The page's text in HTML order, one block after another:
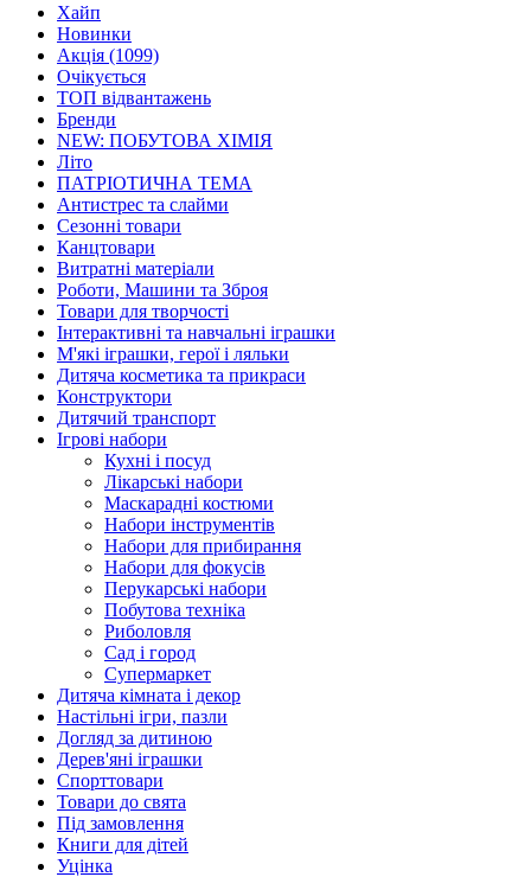
Хайп
Новинки
Акція (1099)
Очікується
ТОП відвантажень
Бренди
NEW: ПОБУТОВА ХІМІЯ
Літо
ПАТРІОТИЧНА ТЕМА
Антистрес та слайми
Сезонні товари
Канцтовари
Витратні матеріали
Роботи, Машини та Зброя
Товари для творчості
Інтерактивні та навчальні іграшки
М'які іграшки, герої і ляльки
Дитяча косметика та прикраси
Конструктори
Дитячий транспорт
Ігрові набори
Кухні і посуд
Лікарські набори
Маскарадні костюми
Набори інструментів
Набори для прибирання
Набори для фокусів
Перукарські набори
Побутова техніка
Риболовля
Сад і город
Супермаркет
Дитяча кімната і декор
Настільні ігри, пазли
Догляд за дитиною
Дерев'яні іграшки
Спорттовари
Товари до свята
Під замовлення
Книги для дітей
Уцінка